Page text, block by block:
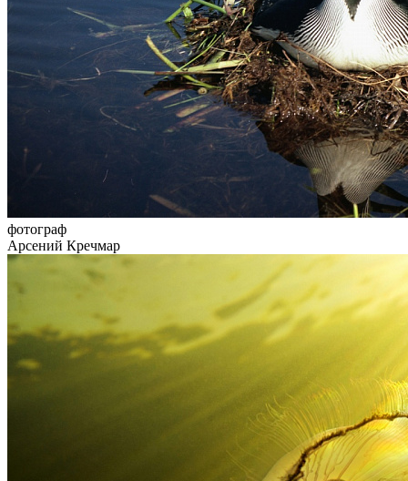
фотограф
Арсений Кречмар